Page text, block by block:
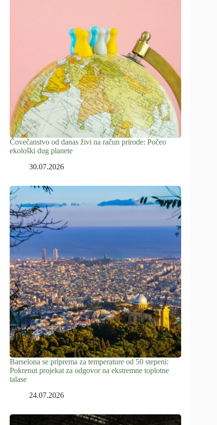
Čovečanstvo od danas živi na račun prirode: Počeo
ekološki dug planete
30.07.2026
Barselona se priprema za temperature od 50 stepeni:
Pokrenut projekat za odgovor na ekstremne toplotne
talase
24.07.2026